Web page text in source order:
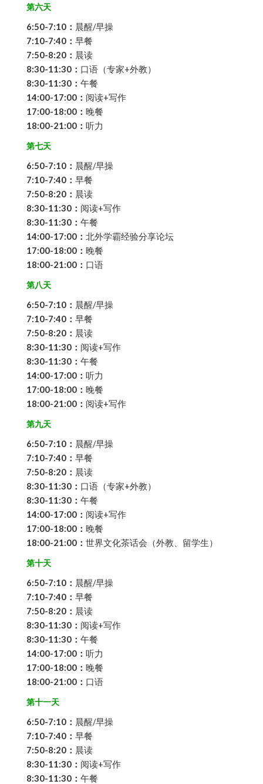
第六天
6:50-7:10： 晨醒/早操
7:10-7:40： 早餐
7:50-8:20： 晨读
8:30-11:30： 口语（专家+外教）
8:30-11:30： 午餐
14:00-17:00： 阅读+写作
17:00-18:00： 晚餐
18:00-21:00： 听力
第七天
6:50-7:10： 晨醒/早操
7:10-7:40： 早餐
7:50-8:20： 晨读
8:30-11:30： 阅读+写作
8:30-11:30： 午餐
14:00-17:00： 北外学霸经验分享论坛
17:00-18:00： 晚餐
18:00-21:00： 口语
第八天
6:50-7:10： 晨醒/早操
7:10-7:40： 早餐
7:50-8:20： 晨读
8:30-11:30： 阅读+写作
8:30-11:30： 午餐
14:00-17:00： 听力
17:00-18:00： 晚餐
18:00-21:00： 阅读+写作
第九天
6:50-7:10： 晨醒/早操
7:10-7:40： 早餐
7:50-8:20： 晨读
8:30-11:30： 口语（专家+外教）
8:30-11:30： 午餐
14:00-17:00： 阅读+写作
17:00-18:00： 晚餐
18:00-21:00： 世界文化茶话会（外教、留学生）
第十天
6:50-7:10： 晨醒/早操
7:10-7:40： 早餐
7:50-8:20： 晨读
8:30-11:30： 阅读+写作
8:30-11:30： 午餐
14:00-17:00： 听力
17:00-18:00： 晚餐
18:00-21:00： 口语
第十一天
6:50-7:10： 晨醒/早操
7:10-7:40： 早餐
7:50-8:20： 晨读
8:30-11:30： 阅读+写作
8:30-11:30： 午餐